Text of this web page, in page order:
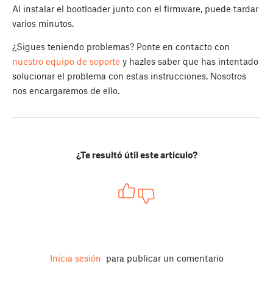
Al instalar el bootloader junto con el firmware, puede tardar
varios minutos.
¿Sigues teniendo problemas? Ponte en contacto con
nuestro equipo de soporte y hazles saber que has intentado
solucionar el problema con estas instrucciones. Nosotros
nos encargaremos de ello.
¿Te resultó útil este artículo?
Inicia sesión para publicar un comentario